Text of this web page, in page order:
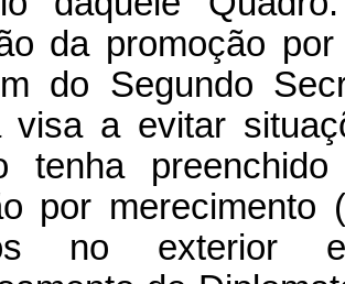
da promoção
do Segundo
visa a evitar
tenha
por
no exterior